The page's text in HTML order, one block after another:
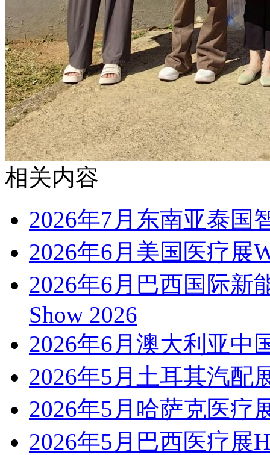
相关内容
2026年7月东南亚泰国
2026年6月美国医疗展
2026年6月巴西国际新
Show 2026
2026年6月澳大利亚中
2026年5月土耳其汽配
2026年5月哈萨克医疗
2026年5月巴西医疗展